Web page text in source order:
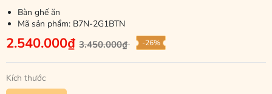
Bàn ghế ăn
Mã sản phẩm: B7N-2G1BTN
2.540.000₫ 3.450.000₫ -26%
Kích thước